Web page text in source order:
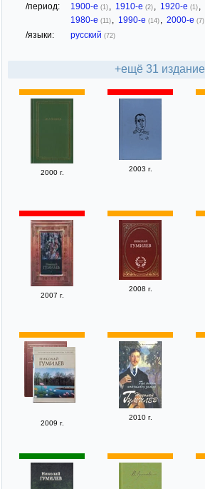
/период: 1900-е (1) 1910-е (2) 1920-е (1)
1980-е (11) 1990-е (14) 2000-е (7)
/языки: русский (72)
+ещё 31 издание
2000 г. 2003 г.
2007 г.
2008 г.
2009 г.
2010 г.